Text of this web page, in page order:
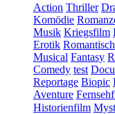
Action Thriller
Komödie
Musik Kriegsfilm
Erotik
Musical Fantasy
Comedy test
Reportage Biopic
Aventure
Historienfilm